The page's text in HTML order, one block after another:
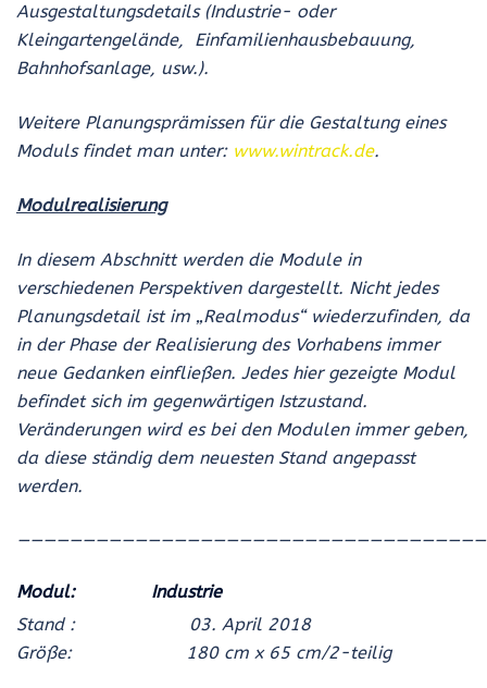
Ausgestaltungsdetails (Industrie- oder
Kleingartengelände, Einfamilienhausbebauung,
Bahnhofsanlage, usw.).
Weitere Planungsprämissen für die Gestaltung eines
Moduls findet man unter: www.wintrack.de.
Modulrealisierung
In diesem Abschnitt werden die Module in
verschiedenen Perspektiven dargestellt. Nicht jedes
Planungsdetail ist im „Realmodus“ wiederzufinden, da
in der Phase der Realisierung des Vorhabens immer
neue Gedanken einfließen. Jedes hier gezeigte Modul
befindet sich im gegenwärtigen Istzustand.
Veränderungen wird es bei den Modulen immer geben,
da diese ständig dem neuesten Stand angepasst
werden.
Modul: Industrie
Stand :
03. April 2018
Größe: 180 cm x 65 cm/2-teilig